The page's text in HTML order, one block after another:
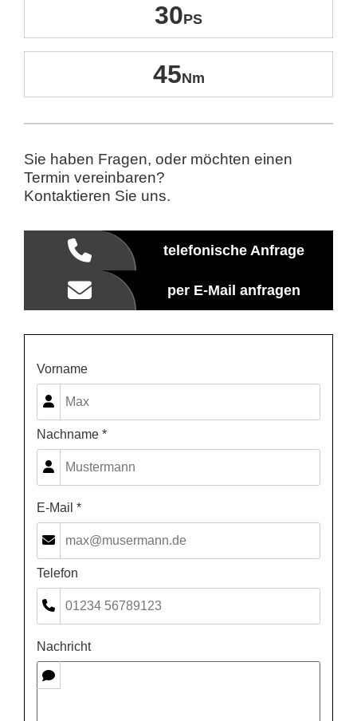
30
45
Sie haben Fragen, oder möchten einen
Termin vereinbaren?
Kontaktieren Sie uns.
telefonische Anfrage
per E-Mail anfragen
Vorname
Nachname *
E-Mail *
Telefon
Nachricht